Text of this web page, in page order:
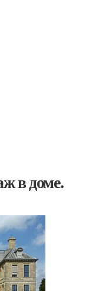
в доме.